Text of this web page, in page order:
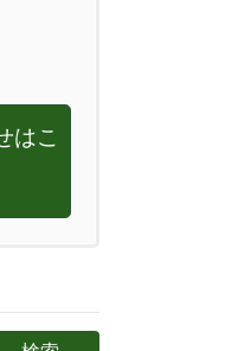
はこ